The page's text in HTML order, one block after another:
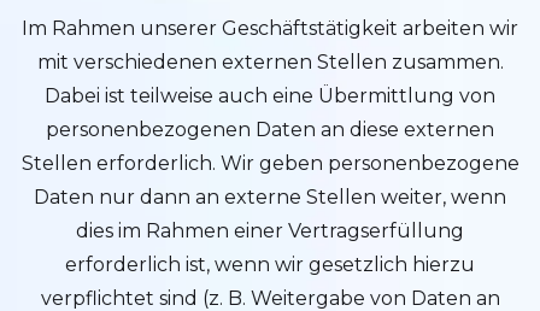
Im Rahmen unserer Geschäftstätigkeit arbeiten wir
mit verschiedenen externen Stellen zusammen.
Dabei ist teilweise auch eine Übermittlung von
personenbezogenen Daten an diese externen
Stellen erforderlich. Wir geben personenbezogene
Daten nur dann an externe Stellen weiter, wenn
dies im Rahmen einer Vertragserfüllung
erforderlich ist, wenn wir gesetzlich hierzu
verpflichtet sind (z. B. Weitergabe von Daten an